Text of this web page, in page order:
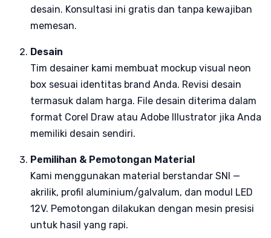
desain. Konsultasi ini gratis dan tanpa kewajiban
memesan.
Desain
Tim desainer kami membuat mockup visual neon
box sesuai identitas brand Anda. Revisi desain
termasuk dalam harga. File desain diterima dalam
format Corel Draw atau Adobe Illustrator jika Anda
memiliki desain sendiri.
Pemilihan & Pemotongan Material
Kami menggunakan material berstandar SNI —
akrilik, profil aluminium/galvalum, dan modul LED
12V. Pemotongan dilakukan dengan mesin presisi
untuk hasil yang rapi.